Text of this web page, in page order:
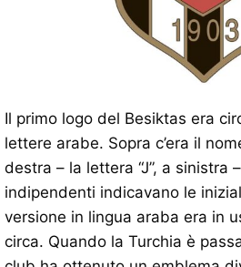
Il primo logo del Besiktas era
lettere arabe. Sopra c’era il
destra – la lettera “J”, a sinistra
indipendenti indicavano le
versione in lingua araba era in
circa. Quando la Turchia è